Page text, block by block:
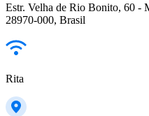
Estr. Velha de Rio Bonito, 60 -
28970-000, Brasil
Rita